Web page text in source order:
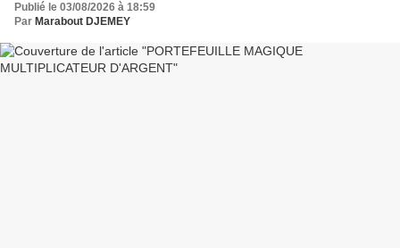
Publié le 03/08/2026 à 18:59
Par Marabout DJEMEY